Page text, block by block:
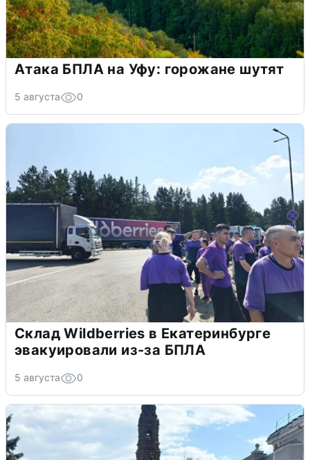
Атака БПЛА на Уфу: горожане шутят
5 августа 0
Склад Wildberries в Екатеринбурге
эвакуировали из-за БПЛА
5 августа 0